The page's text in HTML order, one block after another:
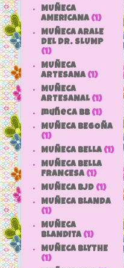
MUÑECA
AMERICANA (1)
MUÑECA ARALE
DEL DR. SLUMP
(1)
MUÑECA
ARTESANA (1)
MUÑECA
ARTESANAL (1)
muñeca bb (1)
MUÑECA BEGOÑA
(1)
MUÑECA BELLA (1)
MUÑECA BELLA
FRANCESA (1)
MUÑECA BJD (1)
MUÑECA BLANDA
(1)
MUÑECA
BLANDITA (1)
MUÑECA BLYTHE
(1)